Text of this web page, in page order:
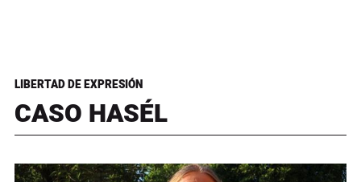
LIBERTAD DE EXPRESIÓN
CASO HASÉL